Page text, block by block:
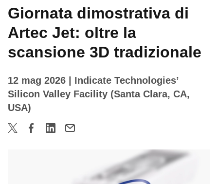
Giornata dimostrativa di
Artec Jet: oltre la
scansione 3D tradizionale
12 mag 2026
| Indicate Technologies’
Silicon Valley Facility (Santa Clara, CA,
USA)